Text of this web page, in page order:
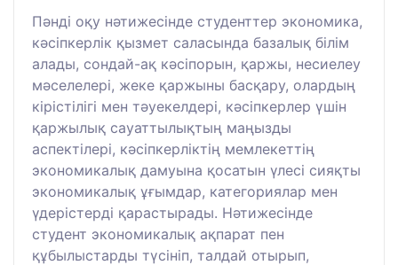
Пәнді оқу нәтижесінде студенттер экономика,
кәсіпкерлік қызмет саласында базалық білім
алады, сондай-ақ кәсіпорын, қаржы, несиелеу
мәселелері, жеке қаржыны басқару, олардың
кірістілігі мен тәуекелдері, кәсіпкерлер үшін
қаржылық сауаттылықтың маңызды
аспектілері, кәсіпкерліктің мемлекеттің
экономикалық дамуына қосатын үлесі сияқты
экономикалық ұғымдар, категориялар мен
үдерістерді қарастырады. Нәтижесінде
студент экономикалық ақпарат пен
құбылыстарды түсініп, талдай отырып,